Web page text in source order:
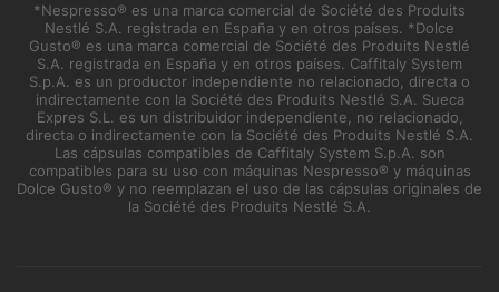
*Nespresso® es una marca comercial de Société des Produits
Nestlé S.A. registrada en España y en otros países. *Dolce
Gusto® es una marca comercial de Société des Produits Nestlé
S.A. registrada en España y en otros países. Caffitaly System
S.p.A. es un productor independiente no relacionado, directa o
indirectamente con la Société des Produits Nestlé S.A. Sueca
Expres S.L. es un distribuidor independiente, no relacionado,
directa o indirectamente con la Société des Produits Nestlé S.A.
Las cápsulas compatibles de Caffitaly System S.p.A. son
compatibles para su uso con máquinas Nespresso® y máquinas
Dolce Gusto® y no reemplazan el uso de las cápsulas originales de
la Société des Produits Nestlé S.A.